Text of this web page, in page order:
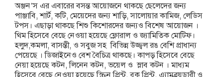
অঞ্জন’স এর এবারের বসন্ত আয়োজনে থাকছে ছেলেদের জন্য
পাঞ্জাবি, শার্ট, কটি, মেয়েদের জন্য শাড়ি, সালোয়ার কামিজ, লেডিস
টপস। এছাড়া থাকছে শিশু কিশোরদের জন্যও বিশেষ আয়োজন ।
থিম হিসেবে বেছে নেওয়া হয়েছে ফ্লোরাল ও জ্যামিতিক মোটিফ।
হলুদ,কমলা, বাসন্তী, ও সবুজ সহ বিভিন্ন উজ্জ্বল রঙ বেশি প্রাধান্য
পেয়েছে । ডিজাইনেও বেশ বৈচিত্র থাকছে। কাপড় হিসেবে বেছে
নেয়া হয়েছে কটন, লিনেন কটন, ভয়েল ও স্লাব কটন । মাধ্যম
হিসেবে বেছে নেওয়া হয়েছে স্ক্রিন প্রিন্ট, ব্লক প্রিন্ট, এ্যামব্রয়ডারী ও